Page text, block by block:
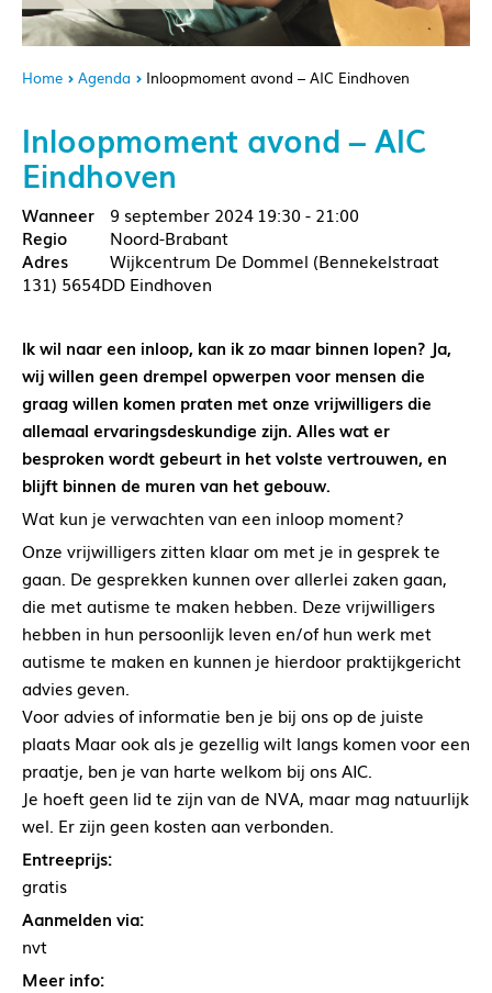
Home Agenda Inloopmoment avond – AIC Eindhoven
Inloopmoment avond – AIC
Eindhoven
9 september 2024 19:30 - 21:00
Noord-Brabant
Wijkcentrum De Dommel (Bennekelstraat
131) 5654DD Eindhoven
Ik wil naar een inloop, kan ik zo maar binnen lopen? Ja,
wij willen geen drempel opwerpen voor mensen die
graag willen komen praten met onze vrijwilligers die
allemaal ervaringsdeskundige zijn. Alles wat er
besproken wordt gebeurt in het volste vertrouwen, en
blijft binnen de muren van het gebouw.
Wat kun je verwachten van een inloop moment?
Onze vrijwilligers zitten klaar om met je in gesprek te
gaan. De gesprekken kunnen over allerlei zaken gaan,
die met autisme te maken hebben. Deze vrijwilligers
hebben in hun persoonlijk leven en/of hun werk met
autisme te maken en kunnen je hierdoor praktijkgericht
advies geven.
Voor advies of informatie ben je bij ons op de juiste
plaats Maar ook als je gezellig wilt langs komen voor een
praatje, ben je van harte welkom bij ons AIC.
Je hoeft geen lid te zijn van de NVA, maar mag natuurlijk
wel. Er zijn geen kosten aan verbonden.
Entreeprijs:
gratis
Aanmelden via:
nvt
Meer info: